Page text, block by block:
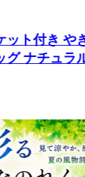
ケット付き
ッグ ナチュ